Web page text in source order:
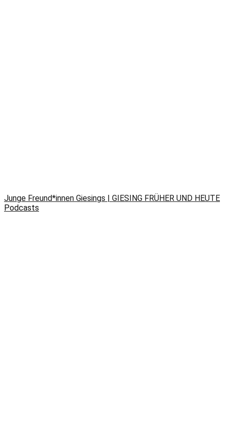
Junge Freund*innen Giesings | GIESING FRÜHER UND HEUTE
Podcasts